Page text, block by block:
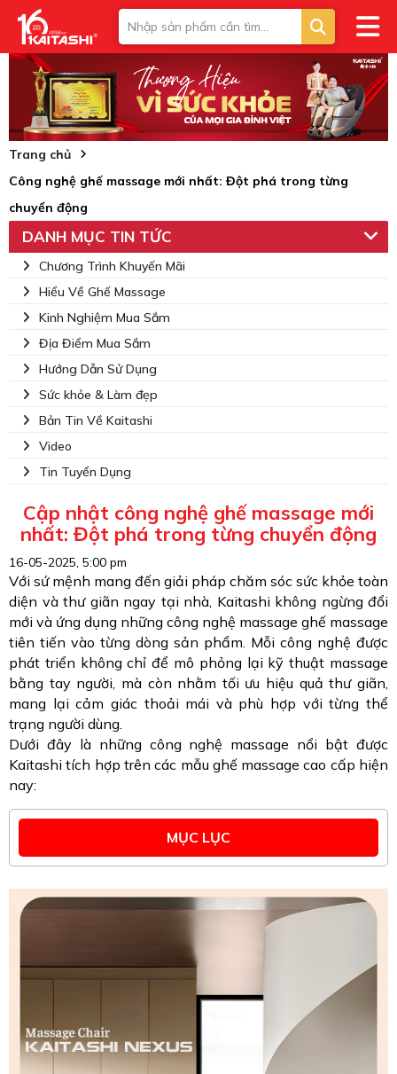
Trang chủ
Công nghệ ghế massage mới nhất: Đột phá trong từng
chuyển động
DANH MỤC TIN TỨC
Chương Trình Khuyến Mãi
Hiểu Về Ghế Massage
Kinh Nghiệm Mua Sắm
Địa Điểm Mua Sắm
Hướng Dẫn Sử Dụng
Sức khỏe & Làm đẹp
Bản Tin Về Kaitashi
Video
Tin Tuyển Dụng
Cập nhật công nghệ ghế massage mới
nhất: Đột phá trong từng chuyển động
16-05-2025, 5:00 pm
Với sứ mệnh mang đến giải pháp chăm sóc sức khỏe toàn
diện và thư giãn ngay tại nhà, Kaitashi không ngừng đổi
mới và ứng dụng những công nghệ massage ghế massage
tiên tiến vào từng dòng sản phẩm. Mỗi công nghệ được
phát triển không chỉ để mô phỏng lại kỹ thuật massage
bằng tay người, mà còn nhằm tối ưu hiệu quả thư giãn,
mang lại cảm giác thoải mái và phù hợp với từng thể
trạng người dùng.
Dưới đây là những công nghệ massage nổi bật được
Kaitashi tích hợp trên các mẫu ghế massage cao cấp hiện
nay:
MỤC LỤC